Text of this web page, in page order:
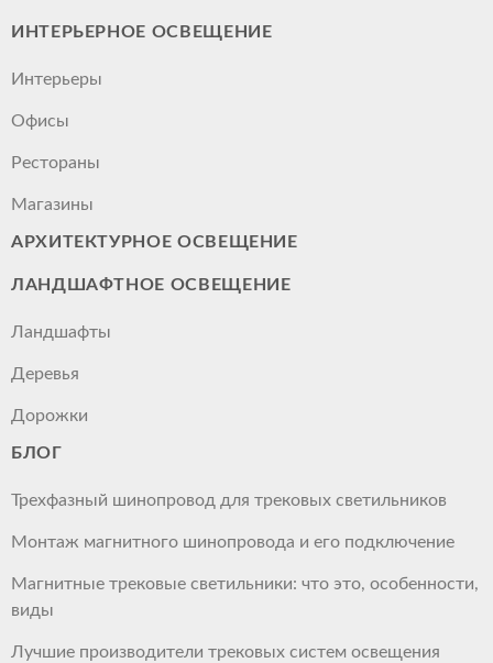
ИНТЕРЬЕРНОЕ ОСВЕЩЕНИЕ
Интерьеры
Офисы
Рестораны
Магазины
АРХИТЕКТУРНОЕ ОСВЕЩЕНИЕ
ЛАНДШАФТНОЕ ОСВЕЩЕНИЕ
Ландшафты
Деревья
Дорожки
БЛОГ
Трехфазный шинопровод для трековых светильников
Монтаж магнитного шинопровода и его подключение
Магнитные трековые светильники: что это, особенности,
виды
Лучшие производители трековых систем освещения